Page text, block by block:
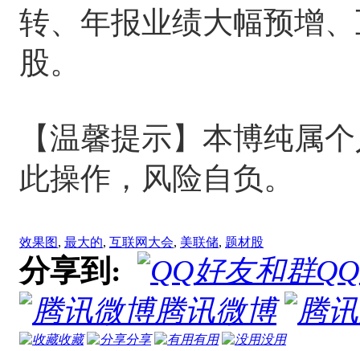
转、年报业绩大幅预增
股。
【温馨提示】本博纯属
此操作，风险自负。
效果图, 最大的, 互联网大会, 美联储, 题材股
分享到:
腾讯微博
收藏 分享 有用 没用